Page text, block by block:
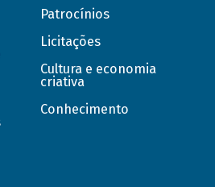
Patrocínios
Licitações
Cultura e economia
criativa
Conhecimento